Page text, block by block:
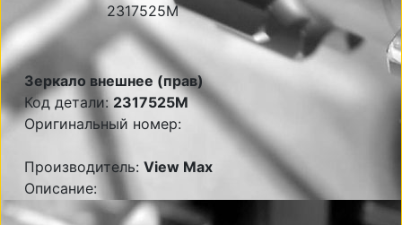
Зеркало внешнее (прав)
Код детали: 2317525M
Оригинальный номер:
Производитель: View Max
Описание: